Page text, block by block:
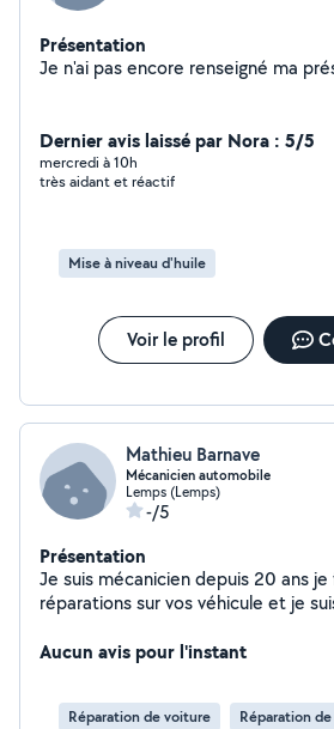
Présentation
Je n'ai pas
Dernier avis laissé par Nora : 5/5
mercredi à 10h
très aidant et réactif
Mise à niveau d'huile
Voir le profil
Mathieu Barnave
Mécanicien automobile
Lemps (Lemps)
-/5
Présentation
Je suis mécanicien depuis 20 ans
réparations sur vos véhicule et je
Aucun avis pour l'instant
Réparation de voiture Réparation